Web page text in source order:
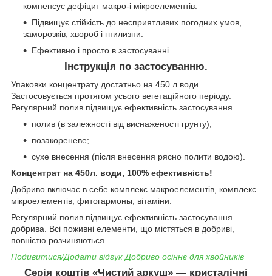
компенсує дефіцит макро-і мікроелементів.
Підвищує стійкість до несприятливих погодних умов,
заморозків, хвороб і гнилизни.
Ефективно і просто в застосуванні.
Інструкція по застосуванню.
Упаковки концентрату достатньо на 450 л води.
Застосовується протягом усього вегетаційного періоду.
Регулярний полив підвищує ефективність застосування.
полив (в залежності від виснаженості грунту);
позакореневе;
сухе внесення (після внесення рясно полити водою).
Концентрат на 450л. води, 100% ефективність!
Добриво включає в себе комплекс макроелементів, комплекс
мікроелементів, фитогармоны, вітаміни.
Регулярний полив підвищує ефективність застосування
добрива. Всі поживні елементи, що містяться в добриві,
повністю розчиняються.
Подивитися/Додати відгук Добриво осіннє для хвойників
Серія коштів «Чистий аркуш» — кристалічні